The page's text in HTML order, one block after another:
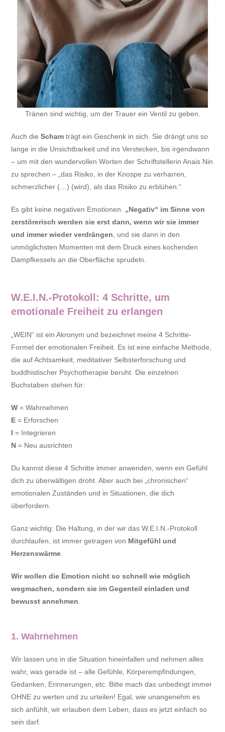
Tränen sind wichtig, um der Trauer ein Ventil zu geben.
Auch dieScham trägt ein Geschenk in sich. Sie drängt uns so
lange in die Unsichtbarkeit und ins Verstecken, bis irgendwann
– um mit den wundervollen Worten der Schriftstellerin Anais Nin
zu sprechen – „das Risiko, in der Knospe zu verharren,
schmerzlicher (…) (wird), als das Risiko zu erblühen.“
Es gibt keine negativen Emotionen. „Negativ“ im Sinne von
zerstörerisch werden sie erst dann, wenn wir sie immer
und immer wieder verdrängen , und sie dann in den
unmöglichsten Momenten mit dem Druck eines kochenden
Dampfkessels an die Oberfläche sprudeln.
W.E.I.N.-Protokoll: 4 Schritte, um
emotionale Freiheit zu erlangen
„WEIN“ ist ein Akronym und bezeichnet meine 4 Schritte-
Formel der emotionalen Freiheit. Es ist eine einfache Methode,
die auf Achtsamkeit, meditativer Selbsterforschung und
buddhistischer Psychotherapie beruht. Die einzelnen
Buchstaben stehen für:
W = Wahrnehmen
E= Erforschen
I= Integrieren
N= Neu ausrichten
Du kannst diese 4 Schritte immer anwenden, wenn ein Gefühl
dich zu überwältigen droht. Aber auch bei „chronischen“
emotionalen Zuständen und in Situationen, die dich
überfordern.
Ganz wichtig: Die Haltung, in der wir das W.E.I.N.-Protokoll
durchlaufen, ist immer getragen von Mitgefühl und
Herzenswärme
Wir wollen die Emotion nicht so schnell wie möglich
wegmachen, sondern sie im Gegenteil einladen und
bewusst annehmen
1. Wahrnehmen
Wir lassen uns in die Situation hineinfallen und nehmen alles
wahr, was gerade ist – alle Gefühle, Körperempfindungen,
Gedanken, Erinnerungen, etc. Bitte mach das unbedingt immer
OHNE zu werten und zu urteilen! Egal, wie unangenehm es
sich anfühlt, wir erlauben dem Leben, dass es jetzt einfach so
sein darf.